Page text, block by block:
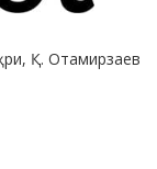
Қ. Отамирзаев